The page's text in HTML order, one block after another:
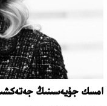
امسك جۇيەسىنىڭ